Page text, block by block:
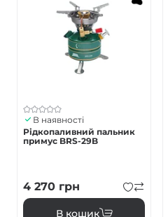
В наявності
Рідкопаливний пальник
примус BRS-29B
4 270 грн
В кошик